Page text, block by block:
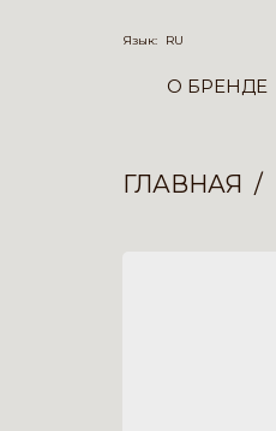
Язык: RU
О БРЕНДЕ
ГЛАВНАЯ